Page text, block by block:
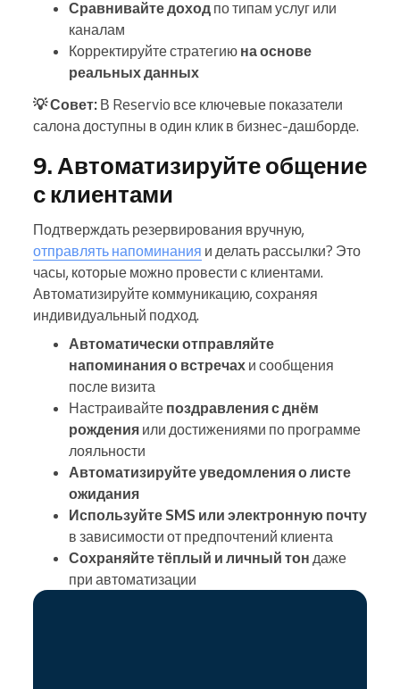
Сравнивайте доход по типам услуг или
каналам
Корректируйте стратегию на основе
реальных данных
💡 Совет: В Reservio все ключевые показатели
салона доступны в один клик в бизнес-дашборде.
9. Автоматизируйте общение
с клиентами
Подтверждать резервирования вручную,
отправлять напоминания и делать рассылки? Это
часы, которые можно провести с клиентами.
Автоматизируйте коммуникацию, сохраняя
индивидуальный подход.
Автоматически отправляйте
напоминания о встречах и сообщения
после визита
Настраивайте поздравления с днём
рождения или достижениями по программе
лояльности
Автоматизируйте уведомления о листе
ожидания
Используйте SMS или электронную почту
в зависимости от предпочтений клиента
Сохраняйте тёплый и личный тон даже
при автоматизации